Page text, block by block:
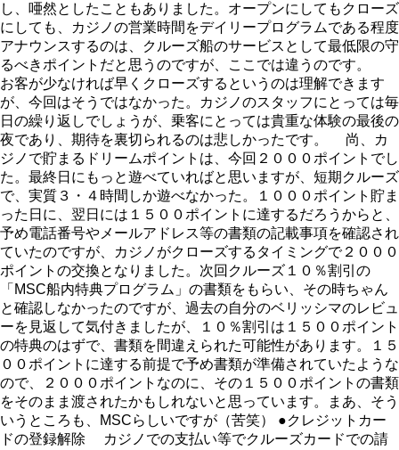
し、唖然としたこともありました。オープンにしてもクローズ
にしても、カジノの営業時間をデイリープログラムである程度
アナウンスするのは、クルーズ船のサービスとして最低限の守
るべきポイントだと思うのですが、ここでは違うのです。
お客が少なければ早くクローズするというのは理解できます
が、今回はそうではなかった。カジノのスタッフにとっては毎
日の繰り返しでしょうが、乗客にとっては貴重な体験の最後の
夜であり、期待を裏切られるのは悲しかったです。 尚、カ
ジノで貯まるドリームポイントは、今回２０００ポイントでし
た。最終日にもっと遊べていればと思いますが、短期クルーズ
で、実質３・４時間しか遊べなかった。１０００ポイント貯ま
った日に、翌日には１５００ポイントに達するだろうからと、
予め電話番号やメールアドレス等の書類の記載事項を確認され
ていたのですが、カジノがクローズするタイミングで２０００
ポイントの交換となりました。次回クルーズ１０％割引の
「MSC船内特典プログラム」の書類をもらい、その時ちゃん
と確認しなかったのですが、過去の自分のベリッシマのレビュ
ーを見返して気付きましたが、１０％割引は１５００ポイント
の特典のはずで、書類を間違えられた可能性があります。１５
００ポイントに達する前提で予め書類が準備されていたような
ので、２０００ポイントなのに、その１５００ポイントの書類
をそのまま渡されたかもしれないと思っています。まあ、そう
いうところも、MSCらしいですが（苦笑） ●クレジットカー
ドの登録解除 カジノでの支払い等でクルーズカードでの請